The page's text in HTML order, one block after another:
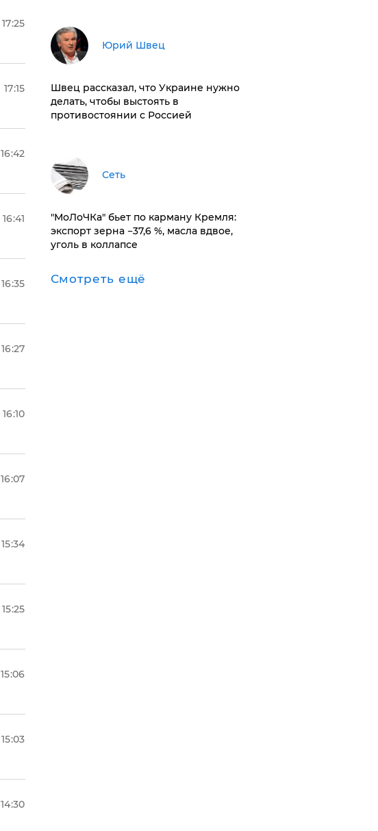
17:25
17:15
16:42
16:41
16:35
16:27
16:10
16:07
15:34
15:25
15:06
15:03
14:30
Юрий Швец
Швец рассказал, что Украине нужно
делать, чтобы выстоять в
противостоянии с Россией
Сеть
​"МоЛоЧКа" бьет по карману Кремля:
экспорт зерна −37,6 %, масла вдвое,
уголь в коллапсе
Смотреть ещё